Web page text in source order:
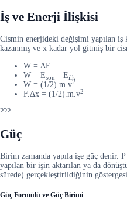
İş ve Enerji İlişkisi
Cismin enerjideki değişimi yapılan iş
kazanmış ve x kadar yol gitmiş bir
W = ΔE
W = Eson – Eilk
W = (1/2).m.v2
F.Δx = (1/2).m.v2
???
Güç
Birim zamanda yapıla işe güç denir.
yapılan bir işin aktarılan ya da
sürede) gerçekleştirildiğinin
Güç Formülü ve Güç Birimi